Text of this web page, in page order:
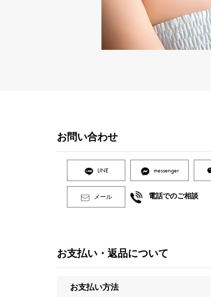
お問い合わせ
LINE messenger
メール 電話でのご相談
お支払い・返品について
お支払い方法